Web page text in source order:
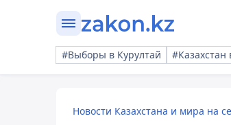
#Выборы в Курултай #Казахстан
Новости Казахстана и мира на